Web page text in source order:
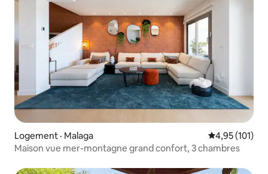
Logement · Malaga Note
4,95 (101)
Maison vue mer-montagne grand confort, 3 chambres